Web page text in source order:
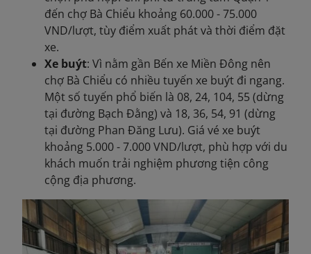
đến chợ Bà Chiểu khoảng 60.000 - 75.000
VND/lượt, tùy điểm xuất phát và thời điểm đặt
xe.
Xe buýt: Vì nằm gần Bến xe Miền Đông nên
chợ Bà Chiểu có nhiều tuyến xe buýt đi ngang.
Một số tuyến phổ biến là 08, 24, 104, 55 (dừng
tại đường Bạch Đằng) và 18, 36, 54, 91 (dừng
tại đường Phan Đăng Lưu). Giá vé xe buýt
khoảng 5.000 - 7.000 VND/lượt, phù hợp với du
khách muốn trải nghiệm phương tiện công
cộng địa phương.